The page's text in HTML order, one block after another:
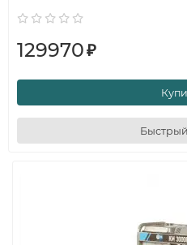
129970₽
Быстрый